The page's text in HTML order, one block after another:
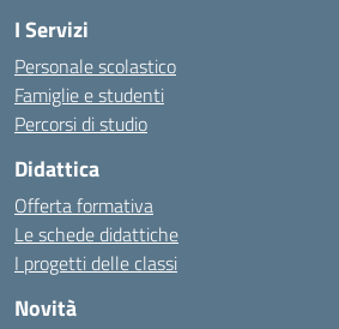
I Servizi
Personale scolastico
Famiglie e studenti
Percorsi di studio
Didattica
Offerta formativa
Le schede didattiche
I progetti delle classi
Novità